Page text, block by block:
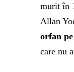
murit în
Allan
orfan
care nu